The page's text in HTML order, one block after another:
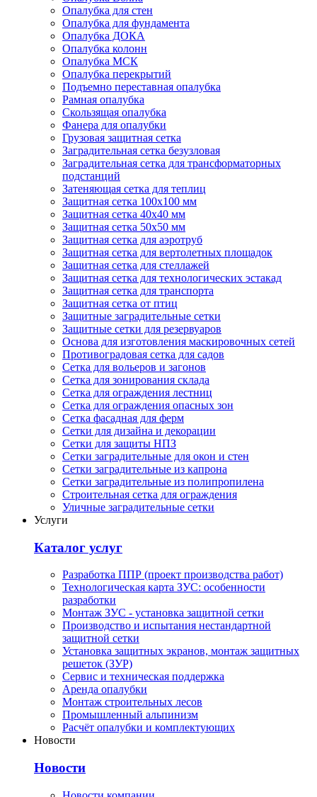
Опалубка для стен
Опалубка для фундамента
Опалубка ДОКА
Опалубка колонн
Опалубка МСК
Опалубка перекрытий
Подъемно переставная опалубка
Рамная опалубка
Скользящая опалубка
Фанера для опалубки
Грузовая защитная сетка
Заградительная сетка безузловая
Заградительная сетка для трансформаторных
подстанций
Затеняющая сетка для теплиц
Защитная сетка 100х100 мм
Защитная сетка 40х40 мм
Защитная сетка 50х50 мм
Защитная сетка для аэротруб
Защитная сетка для вертолетных площадок
Защитная сетка для стеллажей
Защитная сетка для технологических эстакад
Защитная сетка для транспорта
Защитная сетка от птиц
Защитные заградительные сетки
Защитные сетки для резервуаров
Основа для изготовления маскировочных сетей
Противоградовая сетка для садов
Сетка для вольеров и загонов
Сетка для зонирования склада
Сетка для ограждения лестниц
Сетка для ограждения опасных зон
Сетка фасадная для ферм
Сетки для дизайна и декорации
Сетки для защиты НПЗ
Сетки заградительные для окон и стен
Сетки заградительные из капрона
Сетки заградительные из полипропилена
Строительная сетка для ограждения
Уличные заградительные сетки
Услуги
Каталог услуг
Разработка ППР (проект производства работ)
Технологическая карта ЗУС: особенности
разработки
Монтаж ЗУС - установка защитной сетки
Производство и испытания нестандартной
защитной сетки
Установка защитных экранов, монтаж защитных
решеток (ЗУР)
Сервис и техническая поддержка
Аренда опалубки
Монтаж строительных лесов
Промышленный альпинизм
Расчёт опалубки и комплектующих
Новости
Новости